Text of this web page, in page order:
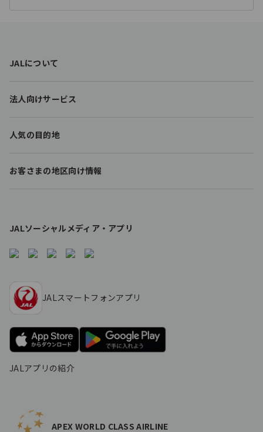
く
o
e
i
s
JALについて
法人向けサービス
人気の目的地
お客さまの地区向け情報
JALソーシャルメディア・アプリ
JALスマートフォンアプリ
JALアプリの紹介
APEX WORLD CLASS AIRLINE